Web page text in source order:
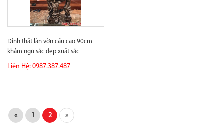
Đỉnh thất lân vờn cầu cao 90cm
khảm ngũ sắc đẹp xuất sắc
Liên Hệ: 0987.387.487
« 1 2 »